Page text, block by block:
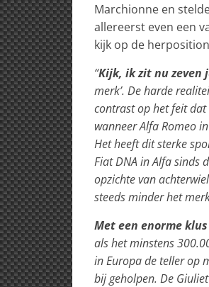
Marchionne en
allereerst even een
kijk op de
“Kijk, ik zit nu
merk’. De harde
contrast op het feit dat
wanneer Alfa Romeo
Het heeft dit sterke
Fiat DNA in Alfa sinds
opzichte van
steeds minder het
Met een enorme
als het minstens
in Europa de teller op
bij geholpen. De